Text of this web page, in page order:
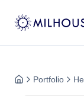
Portfolio